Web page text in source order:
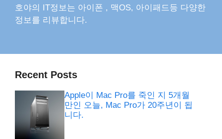
호야의 IT정보는 아이폰 , 맥OS, 아이패드등 다양한
정보를 리뷰합니다.
Recent Posts
Apple이 Mac Pro를 죽인 지 5개월
만인 오늘, Mac Pro가 20주년이 됩
니다.